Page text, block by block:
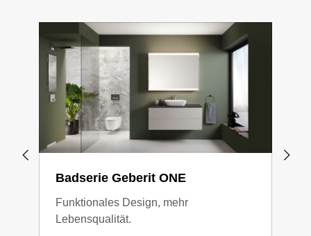
Badserie Geberit ONE
Funktionales Design, mehr
Lebensqualität.